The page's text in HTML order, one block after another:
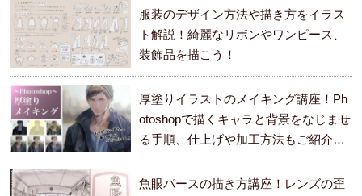
服装のデザイン方法や描き方をイラス
ト解説！綺麗なリボンやワンピース、
装飾品を描こう！
厚塗りイラストのメイキング講座！Ph
otoshopで描くキャラと背景をなじませ
る手順、仕上げや加工方法もご紹介し
ます。
魚眼パースの描き方講座！レンズの歪